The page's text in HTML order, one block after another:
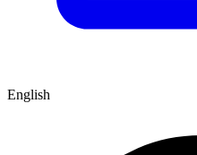
English